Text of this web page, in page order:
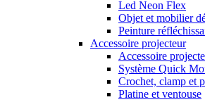
Led Neon Flex
Objet et mobilier
Peinture
Accessoire projecteur
Accessoire
Système Quick
Crochet, clamp et
Platine et ventouse